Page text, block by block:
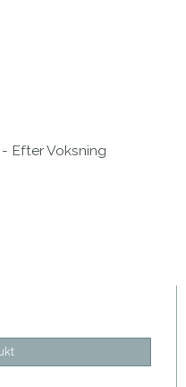
Efter Voksning